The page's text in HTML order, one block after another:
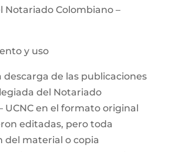
Notariado Colombiano –
y uso
descarga de las publicaciones
del Notariado
UCNC en el formato original
editadas, pero toda
del material o copia